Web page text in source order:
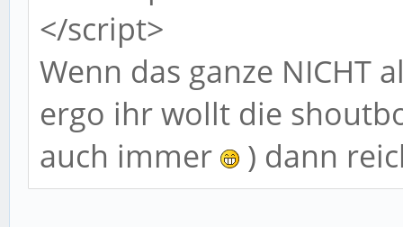
</script>
Wenn das ganze NICHT
ergo ihr wollt die
auch immer
) dann